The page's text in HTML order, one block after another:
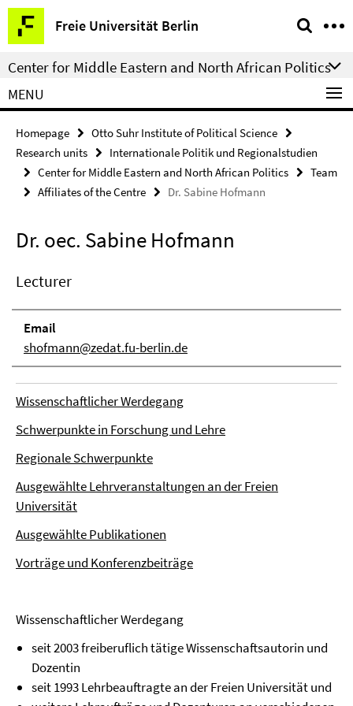
Springe
direkt
zu
Inhalt
Freie Universität Berlin
Service
Navigation
Center for Middle Eastern and North African Politics
MENU
Homepage
Otto Suhr Institute of Political Science
Research units
Internationale Politik und Regionalstudien
Center for Middle Eastern and North African Politics
Team
Affiliates of the Centre
Dr. Sabine Hofmann
Dr. oec. Sabine Hofmann
Lecturer
Email
shofmann@zedat.fu-berlin.de
Wissenschaftlicher Werdegang
Schwerpunkte in Forschung und Lehre
Regionale Schwerpunkte
Ausgewählte Lehrveranstaltungen an der Freien
Universität
Ausgewählte Publikationen
Vorträge und Konferenzbeiträge
Wissenschaftlicher Werdegang
seit 2003 freiberuflich tätige Wissenschaftsautorin und
Dozentin
seit 1993 Lehrbeauftragte an der Freien Universität und